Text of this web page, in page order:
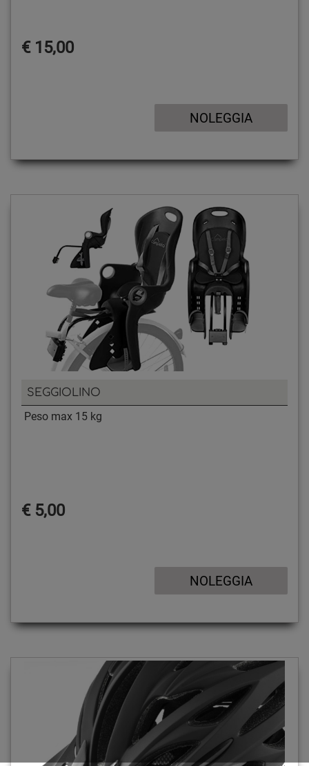
€ 15,00
SEGGIOLINO
Peso max 15 kg
€ 5,00